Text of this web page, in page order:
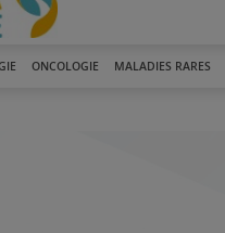
ONCOLOGIE MALADIES RARES